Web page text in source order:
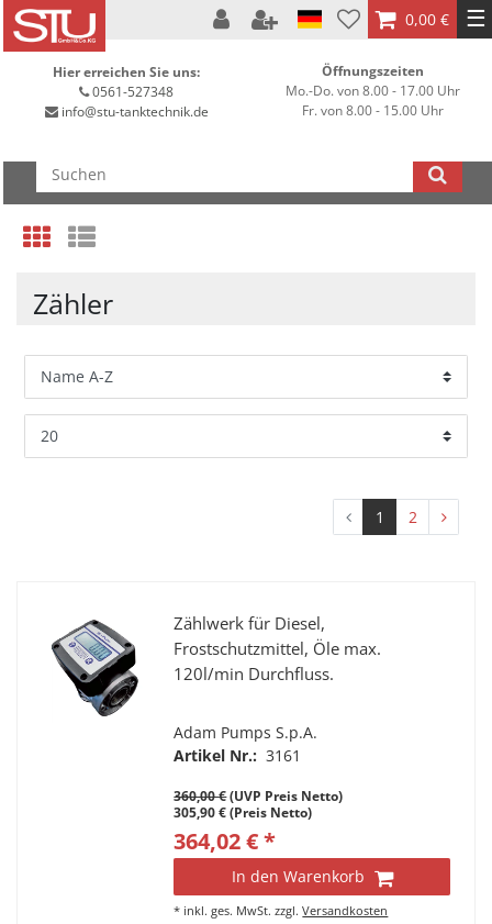
0,00 € ☰
Hier erreichen Sie uns:
0561-527348
info@stu-tanktechnik.de
Öffnungszeiten
Mo.-Do. von 8.00 - 17.00 Uhr
Fr. von 8.00 - 15.00 Uhr
Zähler
1 2
Zählwerk für Diesel,
Frostschutzmittel, Öle max.
120l/min Durchfluss.
Adam Pumps S.p.A.
Artikel Nr.: 3161
360,00 €(UVP Preis Netto)
305,90 € (Preis Netto)
364,02 € *
In den Warenkorb
* inkl. ges. MwSt. zzgl.Versandkosten